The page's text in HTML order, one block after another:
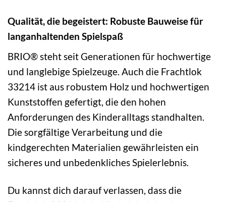
Qualität, die begeistert: Robuste Bauweise für
langanhaltenden Spielspaß
BRIO® steht seit Generationen für hochwertige
und langlebige Spielzeuge. Auch die Frachtlok
33214 ist aus robustem Holz und hochwertigen
Kunststoffen gefertigt, die den hohen
Anforderungen des Kinderalltags standhalten.
Die sorgfältige Verarbeitung und die
kindgerechten Materialien gewährleisten ein
sicheres und unbedenkliches Spielerlebnis.
Du kannst dich darauf verlassen, dass die